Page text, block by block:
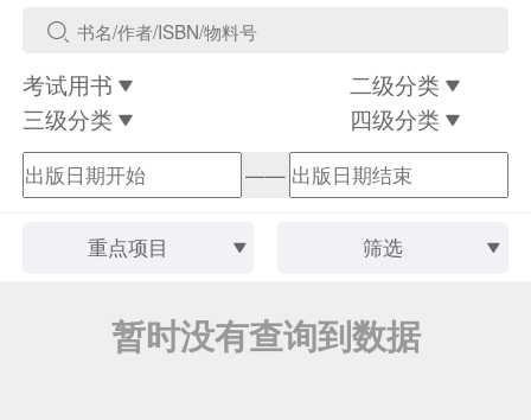
考试用书
二级分类
三级分类
四级分类
——
重点项目 筛选
暂时没有查询到数据